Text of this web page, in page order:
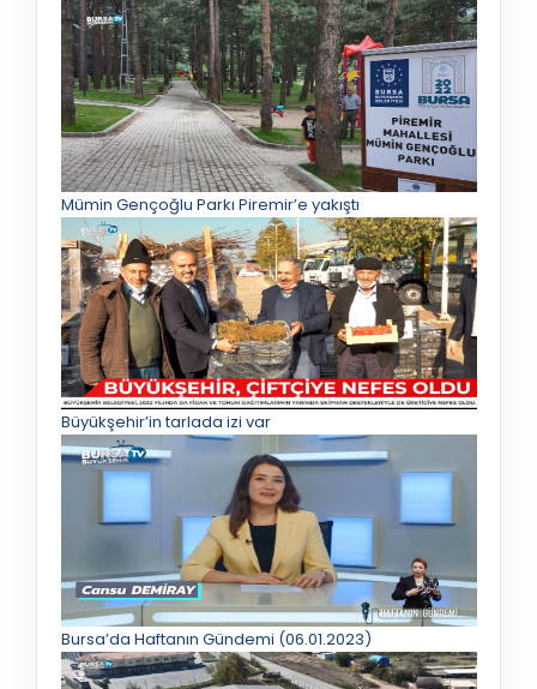
Mümin Gençoğlu Parkı Piremir’e yakıştı
Büyükşehir’in tarlada izi var
Bursa’da Haftanın Gündemi (06.01.2023)